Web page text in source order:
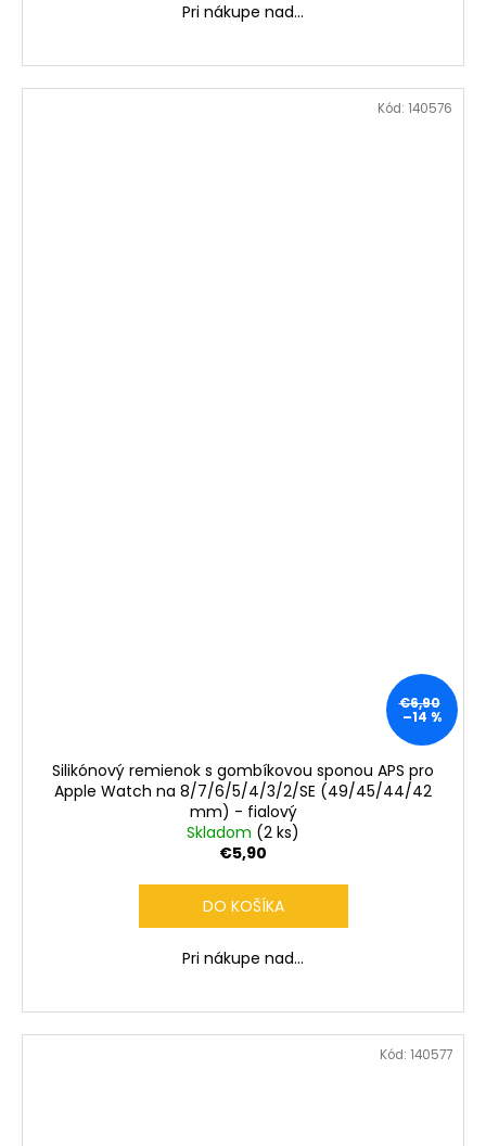
Pri nákupe nad...
€6,90
–14 %
Silikónový remienok s gombíkovou sponou APS pro
Apple Watch na 8/7/6/5/4/3/2/SE (49/45/44/42
mm) - fialový
Skladom (2 ks)
€5,90
DO KOŠÍKA
Pri nákupe nad...
Kód: 140576
Kód: 140577